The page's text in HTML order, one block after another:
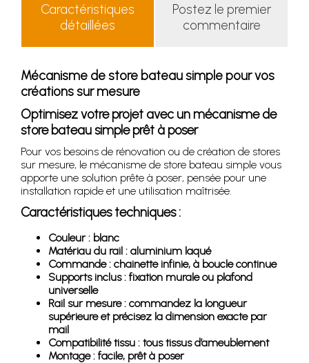
Caractéristiques
détaillées
Postez le premier
commentaire
Mécanisme de store bateau simple pour vos
créations sur mesure
Optimisez votre projet avec un mécanisme de
store bateau simple prêt à poser
Pour vos besoins de rénovation ou de création de stores
sur mesure, le mécanisme de store bateau simple vous
apporte une solution prête à poser, pensée pour une
installation rapide et une utilisation maîtrisée.
Caractéristiques techniques :
Couleur : blanc
Matériau du rail : aluminium laqué
Commande : chainette infinie, à boucle continue
Supports inclus : fixation murale ou plafond
universelle
Rail sur mesure : commandez la longueur
supérieure et précisez la dimension exacte par
mail
Compatibilité tissu : tous tissus d’ameublement
Montage : facile, prêt à poser